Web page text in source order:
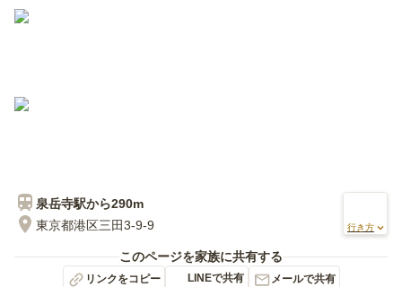
泉岳寺駅から290m
東京都港区三田3-9-9
行き方
このページを家族に共有する
リンクをコピー LINEで共有 メールで共有